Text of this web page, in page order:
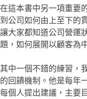
在這本書中另一項重要
到公司如何由上至下的
讓大家都知道公司營運
題，如何展開以顧客為
其中一個不錯的練習，
的回饋機制。他是每年
每個人提出建議，主要